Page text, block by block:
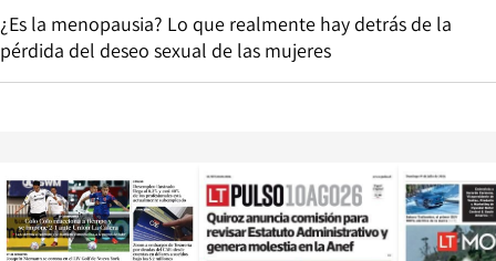
¿Es la menopausia? Lo que realmente hay detrás de la
pérdida del deseo sexual de las mujeres
Opens in new window Opens in